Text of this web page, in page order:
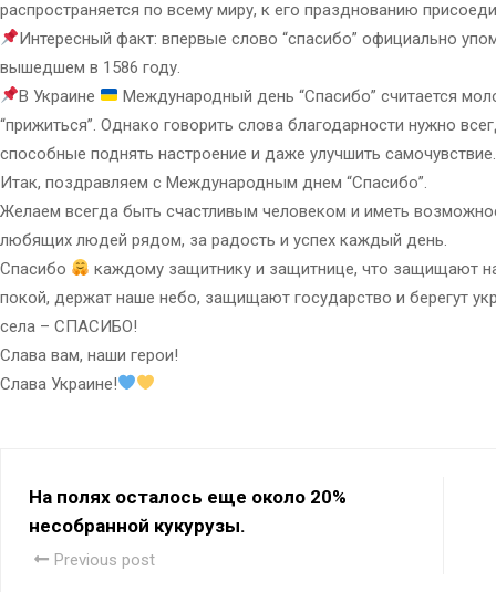
распространяется по всему миру, к его празднованию
Интересный факт: впервые слово “спасибо” официально
вышедшем в 1586 году.
В Украине
Международный день “Спасибо” считается
“прижиться”. Однако говорить слова благодарности нужно
способные поднять настроение и даже улучшить самочувствие.
Итак, поздравляем с Международным днем “Спасибо”.
Желаем всегда быть счастливым человеком и иметь
любящих людей рядом, за радость и успех каждый день.
Спасибо
каждому защитнику и защитнице, что защищают
покой, держат наше небо, защищают государство и берегут
села – СПАСИБО!
Слава вам, наши герои!
Слава Украине!
На полях осталось еще около 20%
несобранной кукурузы.
Previous post